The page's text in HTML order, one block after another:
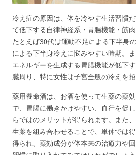
冷え症の原因は、体を冷やす生活習慣
て低下する自律神経系・胃腸機能・筋肉
たとえば30代は運動不足による下半身
による下半身冷えに悩みやすい時期。
エネルギーを生成する胃腸機能が低下
臓周り、特に女性は子宮全般の冷えを招
薬用養命酒は、お酒を使って生薬の薬
で、胃腸に働きかけやすい、血行を促
らではのメリットが得られます。また
生薬を組み合わせることで、単体では
得られ、薬効成分が体本来の治癒力や